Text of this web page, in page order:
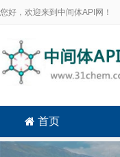
您好，欢迎来到中间体API网！
 首页